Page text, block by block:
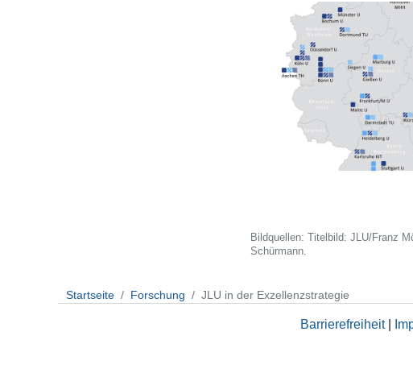
Bildquellen: Titelbild: JLU/Franz
Schürmann.
Startseite Forschung JLU in der Exzellenzstrategie
Barrierefreiheit|